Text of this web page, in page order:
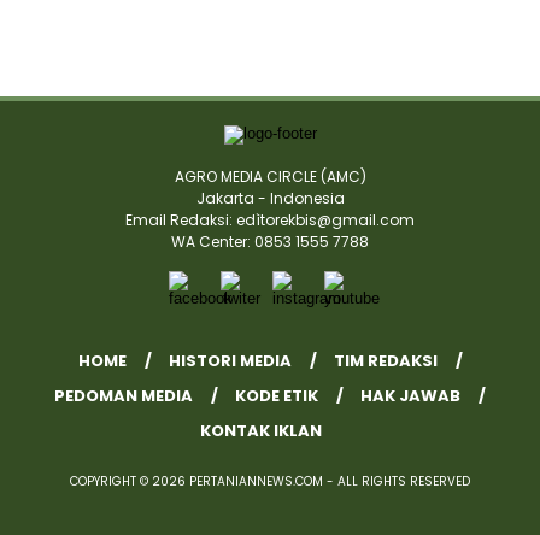
AGRO MEDIA CIRCLE (AMC)
Jakarta - Indonesia
Email Redaksi: edìtorekbis@gmail.com
WA Center: 0853 1555 7788
HOME HISTORI MEDIA
TIM REDAKSI
PEDOMAN MEDIA
KODE ETIK
HAK JAWAB
KONTAK IKLAN
COPYRIGHT © 2026 PERTANIANNEWS.COM - ALL RIGHTS RESERVED